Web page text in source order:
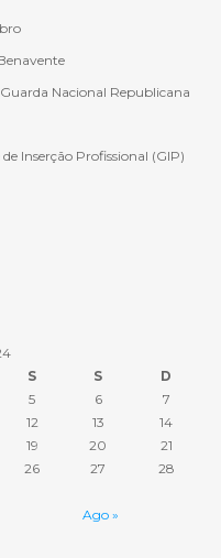
Nacional Republicana
Inserção Profissional (GIP)
S S D
Ago »
5 6
7
12 13
14
19 20
21
26 27
28